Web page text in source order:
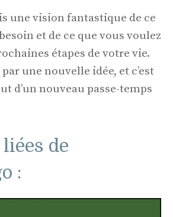
une vision fantastique de ce
et de ce que vous voulez
étapes de votre vie.
une nouvelle idée, et c’est
d’un nouveau passe-temps
de
: